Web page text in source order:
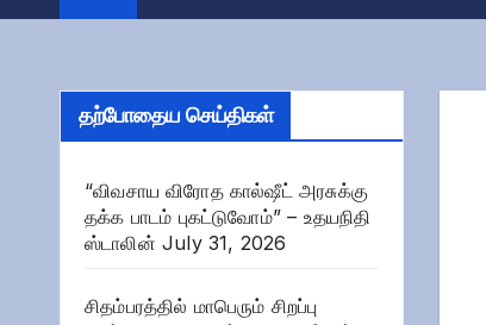
தற்போதைய செய்திகள்
“விவசாய விரோத கால்ஷீட் அரசுக்கு
தக்க பாடம் புகட்டுவோம்” – உதயநிதி
ஸ்டாலின் July 31, 2026
சிதம்பரத்தில் மாபெரும் சிறப்பு